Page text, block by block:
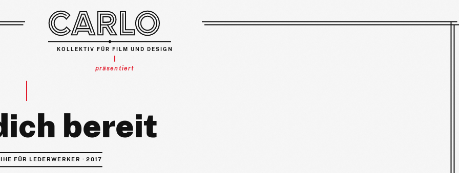
KOLLEKTIV FÜR FILM UND DESIGN
präsentiert
bereit
FÜR LEDERWERKER · 2017